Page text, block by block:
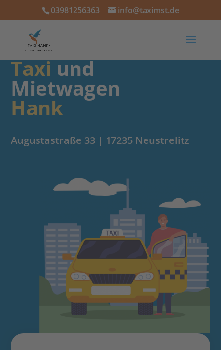
03981256363 info@taximst.de
Taxiund
Mietwagen
Hank
Augustastraße 33 | 17235 Neustrelitz